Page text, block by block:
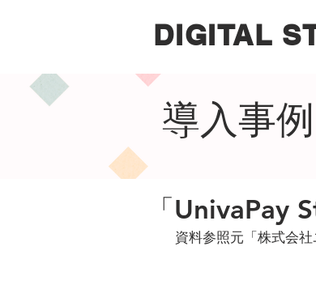
DIGITAL
導入事例
「UnivaPay
資料参照元「株式会